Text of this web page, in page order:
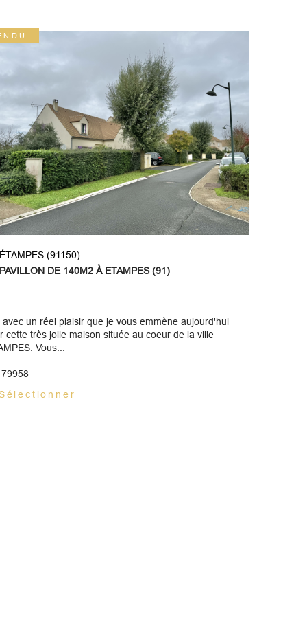
ÉTAMPES (91150)
PAVILLON DE 140M2 À ETAMPES (91)
avec un réel plaisir que je vous emmène aujourd'hui
cette très jolie maison située au coeur de la ville
Vous...